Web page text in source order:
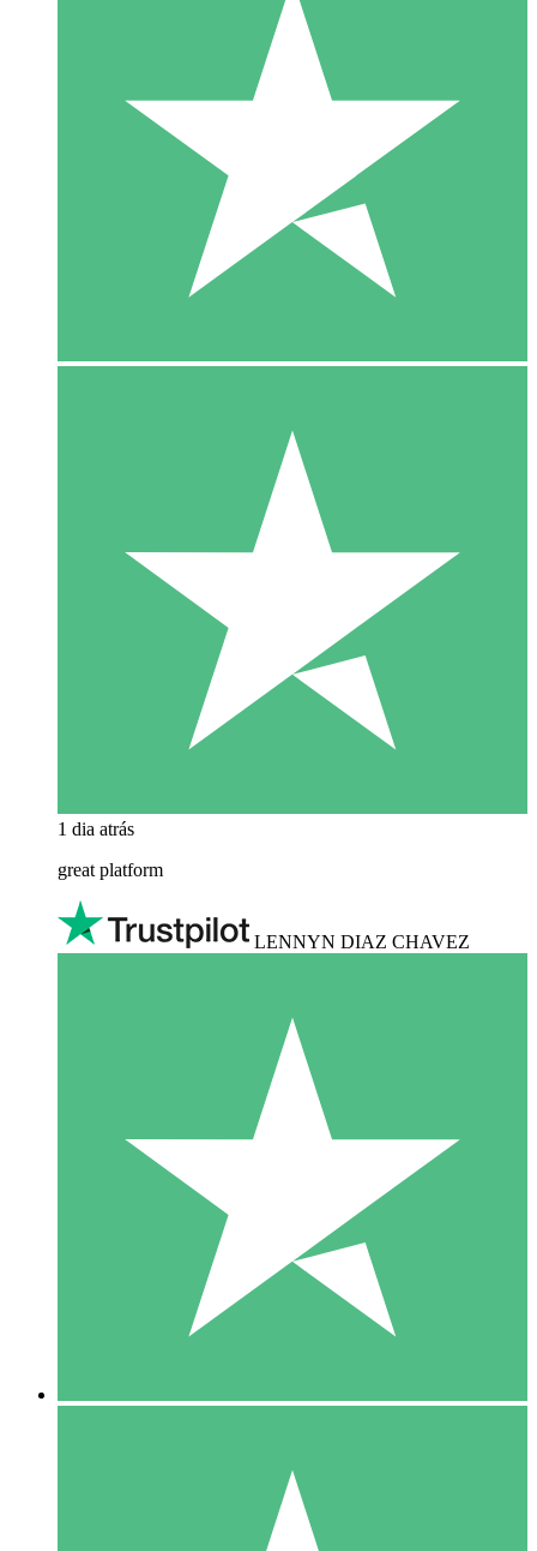
1 dia atrás
great platform
LENNYN DIAZ CHAVEZ